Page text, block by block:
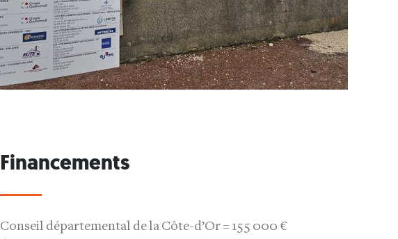
Financements
Conseil départemental de la Côte-d’Or = 155 000 €